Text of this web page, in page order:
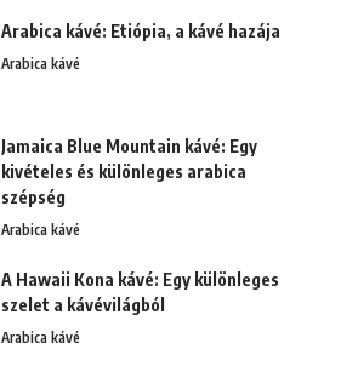
Arabica kávé: Etiópia, a kávé hazája
Arabica kávé
Jamaica Blue Mountain kávé: Egy
kivételes és különleges arabica
szépség
Arabica kávé
A Hawaii Kona kávé: Egy különleges
szelet a kávévilágból
Arabica kávé